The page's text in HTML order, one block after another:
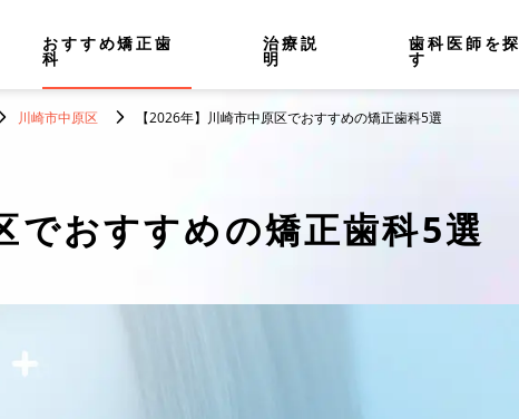
おすすめ矯正歯
科
治療説
明
歯科医師を探
す
川崎市中原区 【2026年】川崎市中原区でおすすめの矯正歯科5選
でおすすめの矯正歯科5選